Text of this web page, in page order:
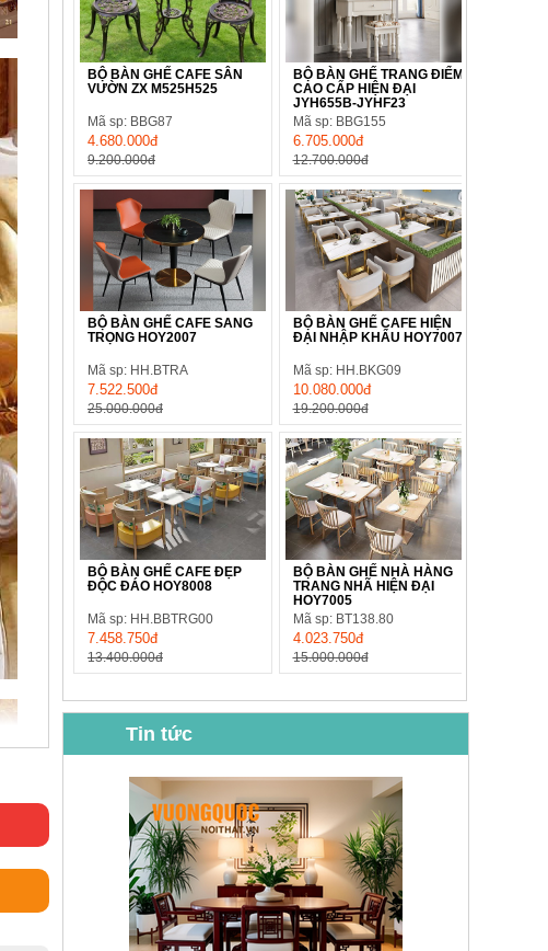
BỘ BÀN GHẾ CAFE SÂN
VƯỜN ZX M525H525
Mã sp: BBG87
4.680.000đ
9.200.000đ
BỘ BÀN GHẾ TRANG ĐIỂM
CAO CẤP HIỆN ĐẠI
JYH655B-JYHF23
Mã sp: BBG155
6.705.000đ
12.700.000đ
BỘ BÀN GHẾ CAFE SANG
TRỌNG HOY2007
Mã sp: HH.BTRA
7.522.500đ
25.000.000đ
BỘ BÀN GHẾ CAFE HIỆN
ĐẠI NHẬP KHẨU HOY7007
Mã sp: HH.BKG09
10.080.000đ
19.200.000đ
BỘ BÀN GHẾ CAFE ĐẸP
ĐỘC ĐÁO HOY8008
Mã sp: HH.BBTRG00
7.458.750đ
13.400.000đ
BỘ BÀN GHẾ NHÀ HÀNG
TRANG NHÃ HIỆN ĐẠI
HOY7005
Mã sp: BT138.80
4.023.750đ
15.000.000đ
BỘ BÀN GHẾ CAFE NHẬP
KHẨU CAO CẤP HOY7006
Mã sp: BT135
14.178.750đ
24.700.000đ
BỘ BÀN TRÀ GỖ TỰ NHIÊN
PHONG CÁCH TRUNG HOA
KIỂU MỚI...
Mã sp: BT138.80
20.250.000đ
39.150.000đ
Tin tức